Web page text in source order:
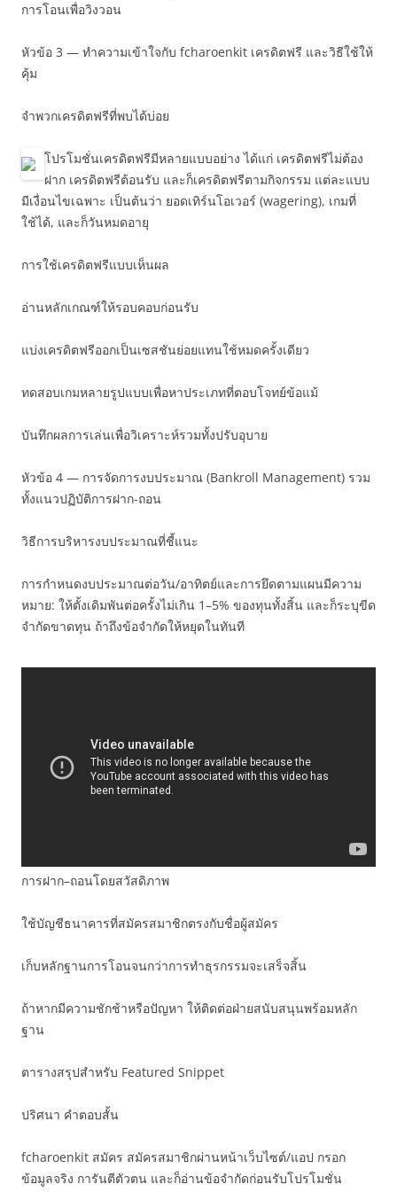
การโอนเพื่อวิงวอน
หัวข้อ 3 — ทำความเข้าใจกับ fcharoenkit เครดิตฟรี และวิธีใช้ให้
คุ้ม
จำพวกเครดิตฟรีที่พบได้บ่อย
โปรโมชั่นเครดิตฟรีมีหลายแบบอย่าง ได้แก่ เครดิตฟรีไม่ต้อง
ฝาก เครดิตฟรีต้อนรับ และก็เครดิตฟรีตามกิจกรรม แต่ละแบบ
มีเงื่อนไขเฉพาะ เป็นต้นว่า ยอดเทิร์นโอเวอร์ (wagering), เกมที่
ใช้ได้, และก็วันหมดอายุ
การใช้เครดิตฟรีแบบเห็นผล
อ่านหลักเกณฑ์ให้รอบคอบก่อนรับ
แบ่งเครดิตฟรีออกเป็นเซสชันย่อยแทนใช้หมดครั้งเดียว
ทดสอบเกมหลายรูปแบบเพื่อหาประเภทที่ตอบโจทย์ข้อแม้
บันทึกผลการเล่นเพื่อวิเคราะห์รวมทั้งปรับอุบาย
หัวข้อ 4 — การจัดการงบประมาณ (Bankroll Management) รวม
ทั้งแนวปฏิบัติการฝาก-ถอน
วิธีการบริหารงบประมาณที่ชี้แนะ
การกำหนดงบประมาณต่อวัน/อาทิตย์และการยึดตามแผนมีความ
หมาย: ให้ตั้งเดิมพันต่อครั้งไม่เกิน 1–5% ของทุนทั้งสิ้น และก็ระบุขีด
จำกัดขาดทุน ถ้าถึงข้อจำกัดให้หยุดในทันที
การฝาก–ถอนโดยสวัสดิภาพ
ใช้บัญชีธนาคารที่สมัครสมาชิกตรงกับชื่อผู้สมัคร
เก็บหลักฐานการโอนจนกว่าการทำธุรกรรมจะเสร็จสิ้น
ถ้าหากมีความชักช้าหรือปัญหา ให้ติดต่อฝ่ายสนับสนุนพร้อมหลัก
ฐาน
ตารางสรุปสำหรับ Featured Snippet
ปริศนา คำตอบสั้น
fcharoenkit สมัคร สมัครสมาชิกผ่านหน้าเว็บไซต์/แอป กรอก
ข้อมูลจริง การันตีตัวตน และก็อ่านข้อจำกัดก่อนรับโปรโมชั่น